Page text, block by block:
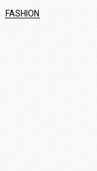
FASHION